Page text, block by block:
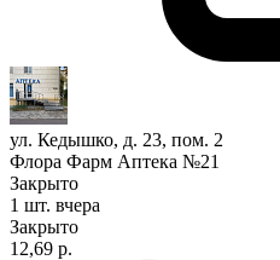
ул. Кедышко, д. 23, пом. 2
Флора Фарм Аптека №21
Закрыто
1 шт. вчера
Закрыто
12,69 р.